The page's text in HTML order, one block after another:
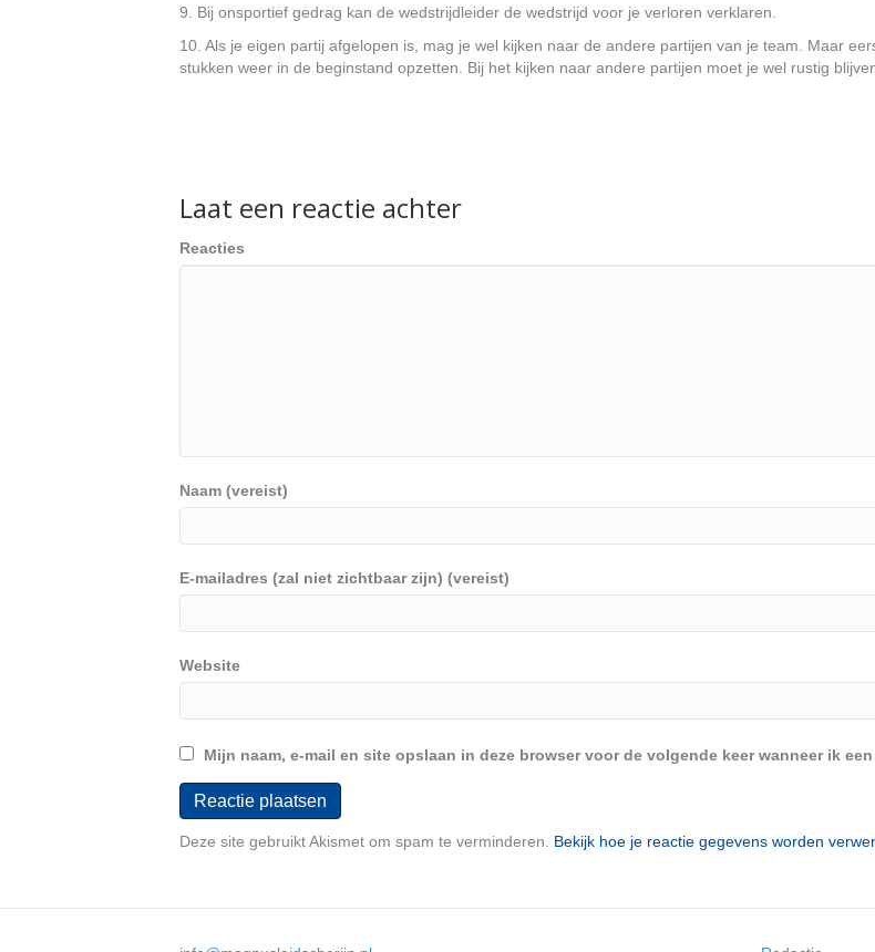
9. Bij onsportief gedrag kan de wedstrijdleider de wedstrijd voor je verloren verklaren.
10. Als je eigen partij afgelopen is, mag je wel kijken naar de andere partijen van je team. Maar
stukken weer in de beginstand opzetten. Bij het kijken naar andere partijen moet je wel rustig
Laat een reactie achter
Reacties
Naam (vereist)
E-mailadres (zal niet zichtbaar zijn) (vereist)
Website
Mijn naam, e-mail en site opslaan in deze browser voor de volgende keer wanneer ik
Deze site gebruikt Akismet om spam te verminderen. Bekijk hoe je reactie gegevens worden